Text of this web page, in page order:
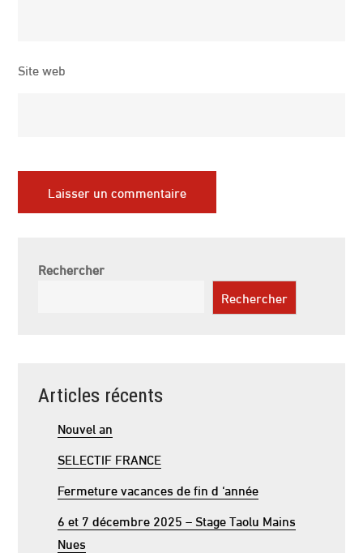
Site web
Rechercher
Rechercher
Articles récents
Nouvel an
SELECTIF FRANCE
Fermeture vacances de fin d ‘année
6 et 7 décembre 2025 – Stage Taolu Mains
Nues